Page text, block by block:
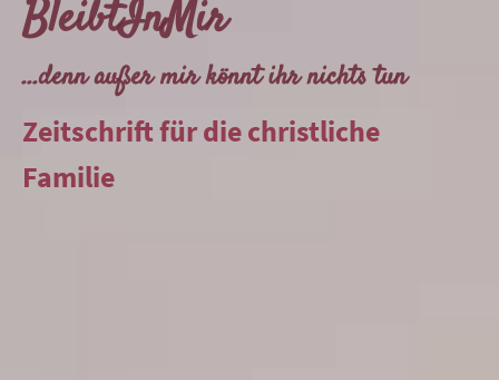
BleibtInMir
...denn außer mir könnt ihr nichts tun
Zeitschrift für die christliche
Familie